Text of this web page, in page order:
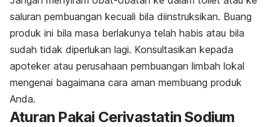
saluran pembuangan kecuali bila diinstruksikan. Buang
produk ini bila masa berlakunya telah habis atau bila
sudah tidak diperlukan lagi. Konsultasikan kepada
apoteker atau perusahaan pembuangan limbah lokal
mengenai bagaimana cara aman membuang produk
Anda.
Aturan Pakai Cerivastatin Sodium